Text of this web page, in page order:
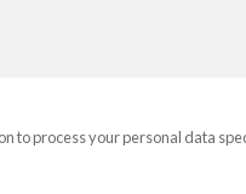
to process your personal data